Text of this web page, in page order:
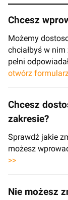
Chcesz
Możemy
chciałbyś w
pełni
otwórz
Chcesz
zakresie?
Sprawdź jakie
możesz
>>
Nie możesz